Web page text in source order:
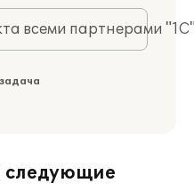
всеми партнерами
следующие